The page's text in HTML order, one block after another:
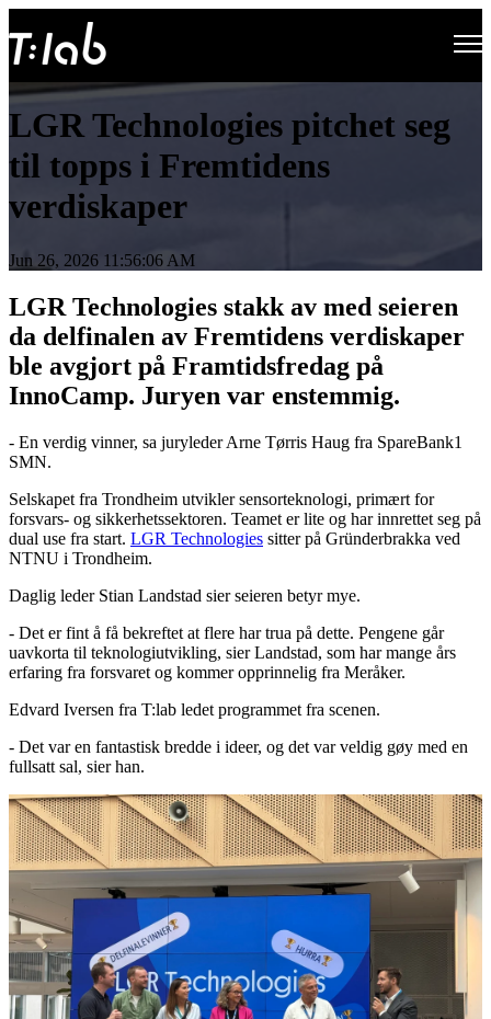
LGR Technologies pitchet seg
til topps i Fremtidens
verdiskaper
Jun 26, 2026 11:56:06 AM
LGR Technologies stakk av med seieren
da delfinalen av Fremtidens verdiskaper
ble avgjort på Framtidsfredag på
InnoCamp. Juryen var enstemmig.
- En verdig vinner, sa juryleder Arne Tørris Haug fra SpareBank1
SMN.
Selskapet fra Trondheim utvikler sensorteknologi, primært for
forsvars- og sikkerhetssektoren. Teamet er lite og har innrettet seg på
dual use fra start. LGR Technologies sitter på Gründerbrakka ved
NTNU i Trondheim.
Daglig leder Stian Landstad sier seieren betyr mye.
- Det er fint å få bekreftet at flere har trua på dette. Pengene går
uavkorta til teknologiutvikling, sier Landstad, som har mange års
erfaring fra forsvaret og kommer opprinnelig fra Meråker.
Edvard Iversen fra T:lab ledet programmet fra scenen.
- Det var en fantastisk bredde i ideer, og det var veldig gøy med en
fullsatt sal, sier han.